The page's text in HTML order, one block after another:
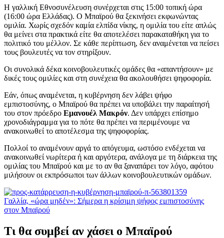
Η γαλλική Εθνοσυνέλευση συνέρχεται στις 15:00 τοπική ώρα
(16:00 ώρα Ελλάδας). Ο Μπαϊρού θα ξεκινήσει εκφωνώντας
ομιλία. Χωρίς σχεδόν καμία ελπίδα νίκης, η ομιλία του είτε απλώς
θα μείνει στα πρακτικά είτε θα αποτελέσει παρακαταθήκη για το
πολιτικό του μέλλον. Σε κάθε περίπτωση, δεν αναμένεται να πείσει
τους βουλευτές να τον στηρίξουν.
Οι συνολικά δέκα κοινοβουλευτικές ομάδες θα «απαντήσουν» με
δικές τους ομιλίες και στη συνέχεια θα ακολουθήσει ψηφοφορία.
Εάν, όπως αναμένεται, η κυβέρνηση δεν λάβει ψήφο
εμπιστοσύνης, ο Μπαϊρού θα πρέπει να υποβάλει την παραίτησή
του στον πρόεδρο Εμανουέλ Μακρόν. Δεν υπάρχει επίσημο
χρονοδιάγραμμα για το πότε θα πρέπει να περιμένουμε να
ανακοινωθεί το αποτέλεσμα της ψηφοφορίας.
Πολλοί το αναμένουν αργά το απόγευμα, ωστόσο ενδέχεται να
ανακοινωθεί νωρίτερα ή και αργότερα, ανάλογα με τη διάρκεια της
ομιλίας του Μπαϊρού και με το αν θα ξαναπάρει τον λόγο, αφότου
μιλήσουν οι εκπρόσωποι των άλλων κοινοβουλευτικών ομάδων.
Γαλλία, «ώρα μηδέν»: Σήμερα η κρίσιμη ψήφος εμπιστοσύνης
στον Μπαϊρού
Τι θα συμβεί αν χάσει ο Μπαϊρού